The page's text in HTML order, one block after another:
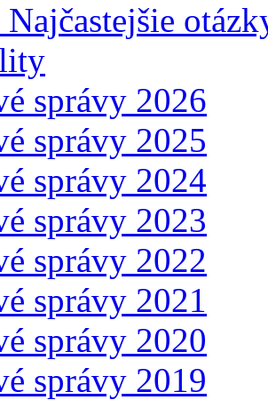
správy 2026
správy 2025
správy 2024
správy 2023
správy 2022
správy 2021
správy 2020
správy 2019